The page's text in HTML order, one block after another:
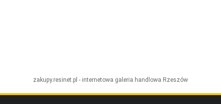
zakupy.resinet.pl - internetowa galeria handlowa Rzeszów